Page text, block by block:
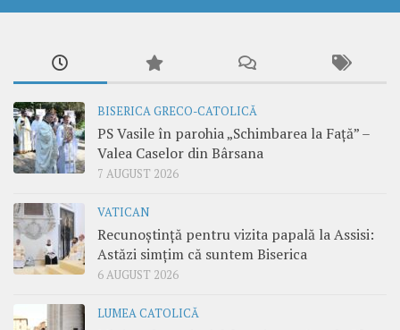
BISERICA GRECO-CATOLICĂ
PS Vasile în parohia „Schimbarea la Față” –
Valea Caselor din Bârsana
7 AUGUST 2026
VATICAN
Recunoștință pentru vizita papală la Assisi:
Astăzi simțim că suntem Biserica
6 AUGUST 2026
LUMEA CATOLICĂ